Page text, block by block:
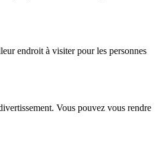
endroit à visiter pour les personnes
Vous pouvez vous rendre